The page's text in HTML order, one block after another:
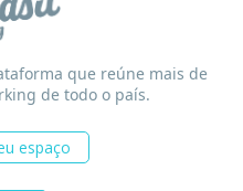
que reúne mais de
de todo o país.
espaço